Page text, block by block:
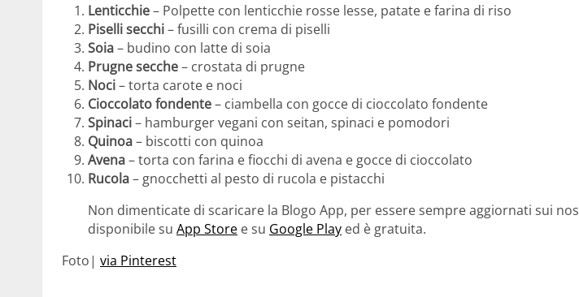
Lenticchie– Polpette con lenticchie rosse lesse, patate e farina di riso
Piselli secchi– fusilli con crema di piselli
Soia– budino con latte di soia
Prugne secche– crostata di prugne
Noci– torta carote e noci
Cioccolato fondente– ciambella con gocce di cioccolato fondente
Spinaci– hamburger vegani con seitan, spinaci e pomodori
Quinoa– biscotti con quinoa
Avena– torta con farina e fiocchi di avena e gocce di cioccolato
Rucola– gnocchetti al pesto di rucola e pistacchi
Non dimenticate di scaricare la Blogo App, per essere sempre aggiornati sui
disponibile su App Store e su Google Play ed è gratuita.
Foto| via Pinterest